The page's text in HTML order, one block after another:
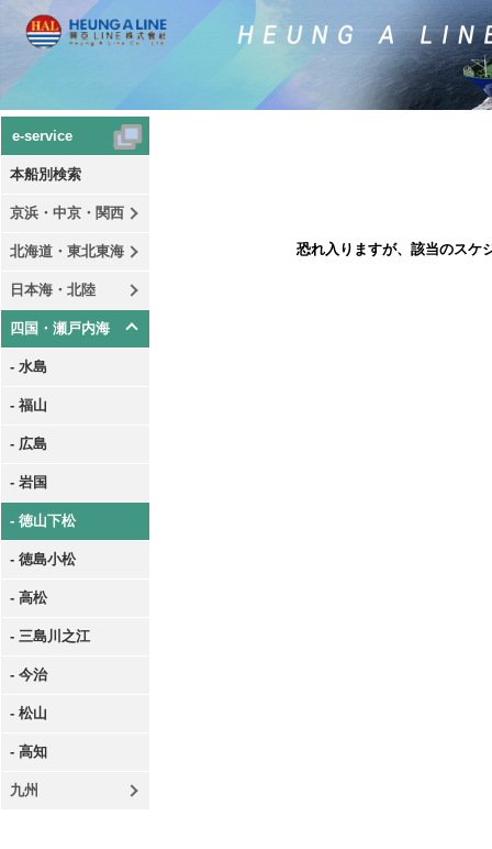
e-service
本船別検索
京浜・中京・関西
北海道・東北東海
日本海・北陸
四国・瀬戸内海
- 水島
- 福山
- 広島
- 岩国
- 徳山下松
- 徳島小松
- 高松
- 三島川之江
- 今治
- 松山
- 高知
九州
恐れ入りますが、該当のスケ